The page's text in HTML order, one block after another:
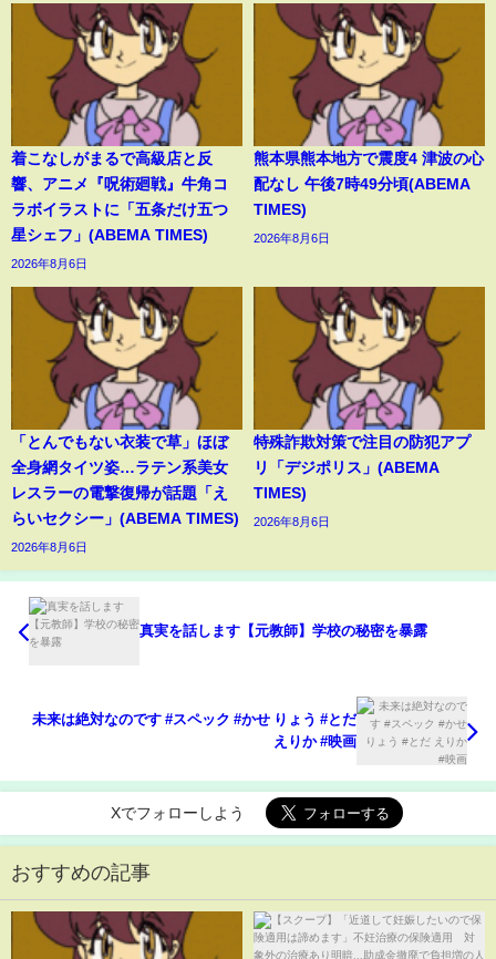
着こなしがまるで高級店と反
響、アニメ『呪術廻戦』牛角コ
ラボイラストに「五条だけ五つ
星シェフ」(ABEMA TIMES)
2026年8月6日
熊本県熊本地方で震度4 津波の心
配なし 午後7時49分頃(ABEMA
TIMES)
2026年8月6日
「とんでもない衣装で草」ほぼ
全身網タイツ姿…ラテン系美女
レスラーの電撃復帰が話題「え
らいセクシー」(ABEMA TIMES)
2026年8月6日
特殊詐欺対策で注目の防犯アプ
リ「デジポリス」(ABEMA
TIMES)
2026年8月6日
真実を話します【元教師】学校の秘密を暴露
‎未来は絶対なのです #スペック #かせ りょう #とだ
えりか #映画
Xでフォローしよう
おすすめの記事